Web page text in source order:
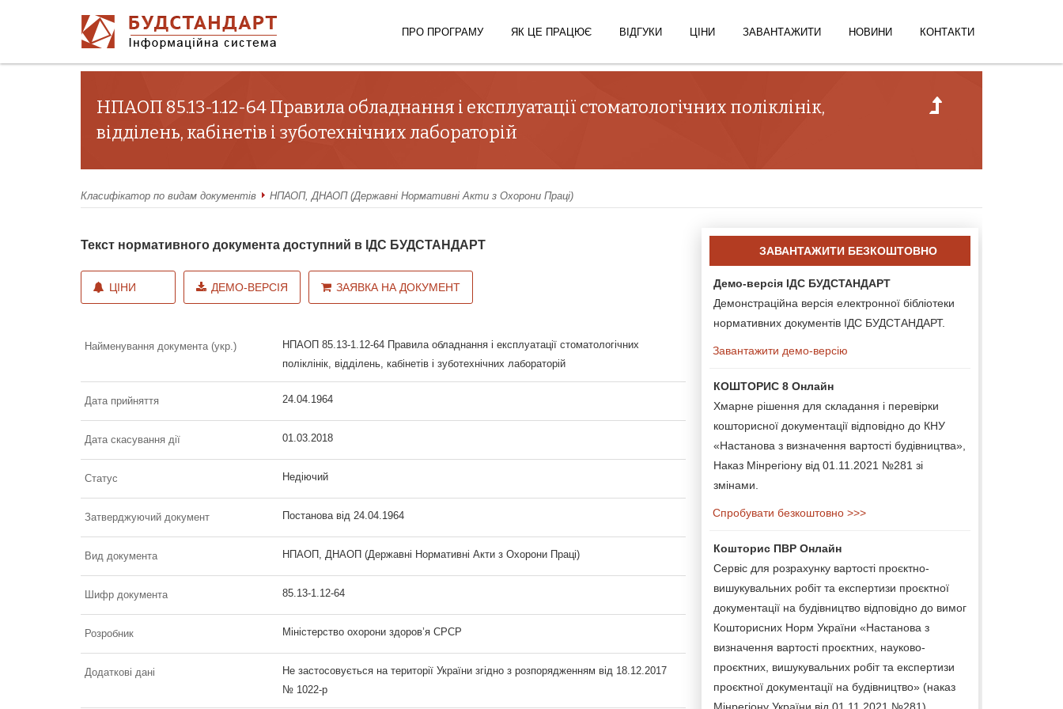
ПРО ПРОГРАМУ ЯК ЦЕ ПРАЦЮЄ ВІДГУКИ ЦІНИ ЗАВАНТАЖИТИ НОВИНИ КОНТАКТИ
НПАОП 85.13-1.12-64 Правила обладнання і експлуатації стоматологічних поліклінік,
відділень, кабінетів і зуботехнічних лабораторій
Класифікатор по видам документів НПАОП, ДНАОП (Державні Нормативні Акти з Охорони Праці)
Текст нормативного документа доступний в ІДС БУДСТАНДАРТ
ЦІНИ ДЕМО-ВЕРСІЯ ЗАЯВКА НА ДОКУМЕНТ
Найменування документа (укр.)
НПАОП 85.13-1.12-64 Правила обладнання і експлуатації стоматологічних
поліклінік, відділень, кабінетів і зуботехнічних лабораторій
Дата прийняття 24.04.1964
Дата скасування дії 01.03.2018
Статус Недіючий
Затверджуючий документ Постанова від 24.04.1964
Вид документа НПАОП, ДНАОП (Державні Нормативні Акти з Охорони Праці)
Шифр документа 85.13-1.12-64
Розробник Міністерство охорони здоров’я СРСР
Додаткові дані
Не застосовується на території України згідно з розпорядженням від 18.12.2017
№ 1022-р
ЗАВАНТАЖИТИ БЕЗКОШТОВНО
Демо-версія ІДС БУДСТАНДАРТ
Демонстраційна версія електронної бібліотеки
нормативних документів ІДС БУДСТАНДАРТ.
Завантажити демо-версію
КОШТОРИС 8 Онлайн
Хмарне рішення для складання і перевірки
кошторисної документації відповідно до КНУ
«Настанова з визначення вартості будівництва»,
Наказ Мінрегіону від 01.11.2021 №281 зі
змінами.
Спробувати безкоштовно >>>
Кошторис ПВР Онлайн
Сервіс для розрахунку вартості проєктно-
вишукувальних робіт та експертизи проєктної
документації на будівництво відповідно до вимог
Кошторисних Норм України «Настанова з
визначення вартості проєктних, науково-
проєктних, вишукувальних робіт та експертизи
проєктної документації на будівництво» (наказ
Мінрегіону України від 01.11.2021 №281).